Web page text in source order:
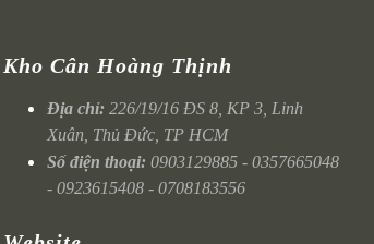
Kho Cân Hoàng Thịnh
Địa chỉ: 226/19/16 ĐS 8, KP 3, Linh
Xuân, Thủ Đức, TP HCM
Số điện thoại: 0903129885 - 0357665048
- 0923615408 - 0708183556